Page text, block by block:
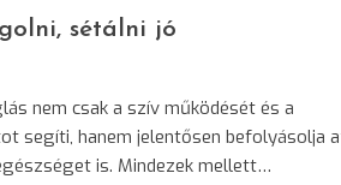
sétálni jó
nem csak a szív működését és a
segíti, hanem jelentősen befolyásolja
is. Mindezek mellett…